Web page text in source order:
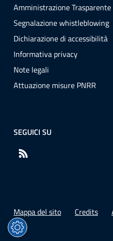
Amministrazione Trasparente
Segnalazione whistleblowing
Dichiarazione di accessibilità
Informativa privacy
Note legali
Attuazione misure PNRR
SEGUICI SU
Mappa del sito Credits